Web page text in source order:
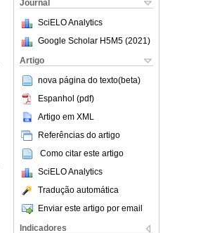
Journal
SciELO Analytics
Google Scholar H5M5 (2021 )
Artigo
nova página do texto(beta)
Espanhol (pdf)
Artigo em XML
Referências do artigo
Como citar este artigo
SciELO Analytics
Tradução automática
Enviar este artigo por email
Indicadores